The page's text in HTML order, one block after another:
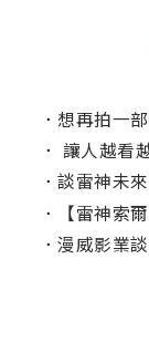
． 想再拍一部「
． 讓人越看
． 談雷神未
．
【雷神索爾
． 漫威影業